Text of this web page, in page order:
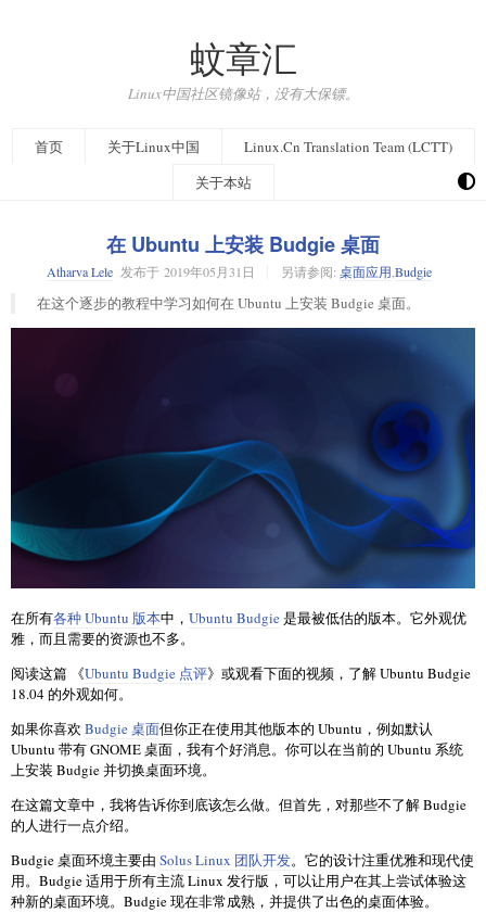
蚊章汇
Linux中国社区镜像站，没有大保镖。
首页 关于Linux中国
Linux.Cn Translation Team (LCTT)
关于本站
在 Ubuntu 上安装 Budgie 桌面
Atharva Lele发布于 2019年05月31日 另请参阅: 桌面应用 Budgie
在这个逐步的教程中学习如何在 Ubuntu 上安装 Budgie 桌面。
在所有各种 Ubuntu 版本中， Ubuntu Budgie是最被低估的版本。它外观优
雅，而且需要的资源也不多。
阅读这篇 《Ubuntu Budgie 点评》或观看下面的视频，了解 Ubuntu Budgie
18.04 的外观如何。
如果你喜欢 Budgie 桌面但你正在使用其他版本的 Ubuntu，例如默认
Ubuntu 带有 GNOME 桌面，我有个好消息。你可以在当前的 Ubuntu 系统
上安装 Budgie 并切换桌面环境。
在这篇文章中，我将告诉你到底该怎么做。但首先，对那些不了解 Budgie
的人进行一点介绍。
Budgie 桌面环境主要由 Solus Linux 团队开发。它的设计注重优雅和现代使
用。Budgie 适用于所有主流 Linux 发行版，可以让用户在其上尝试体验这
种新的桌面环境。Budgie 现在非常成熟，并提供了出色的桌面体验。